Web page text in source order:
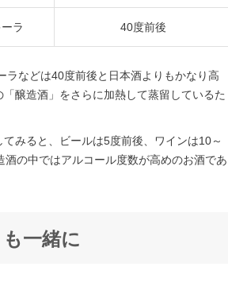
ラ 40度前後
などは40度前後と日本酒よりもかなり高
醸造酒」をさらに加熱して蒸留しているた
みると、ビールは5度前後、ワインは10～
の中ではアルコール度数が高めのお酒であ
一緒に